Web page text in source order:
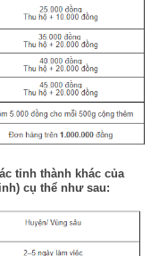
tỉnh thành khác của
cụ thể như sau: